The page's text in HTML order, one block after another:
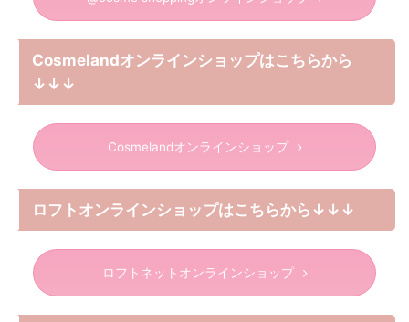
Cosmelandオンラインショップはこちらから
↓↓↓
Cosmelandオンラインショップ
ロフトオンラインショップはこちらから↓↓↓
ロフトネットオンラインショップ